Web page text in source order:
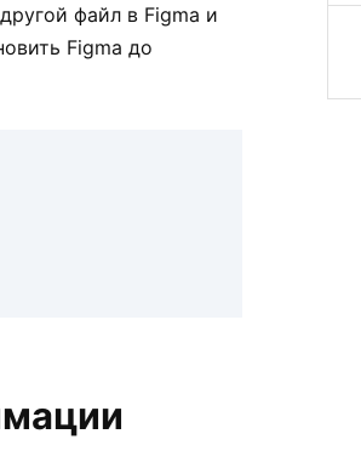
файл в Figma и
Figma до